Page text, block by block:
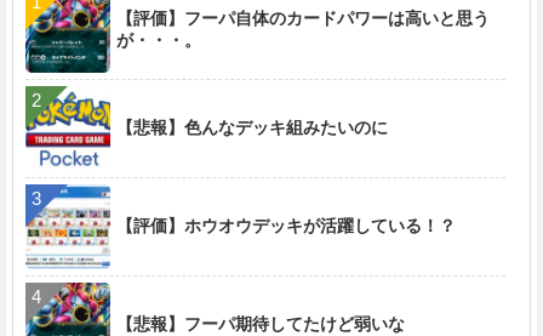
【評価】フーパ自体のカードパワーは高いと思う
が・・・。
【悲報】色んなデッキ組みたいのに
【評価】ホウオウデッキが活躍している！？
【悲報】フーパ期待してたけど弱いな